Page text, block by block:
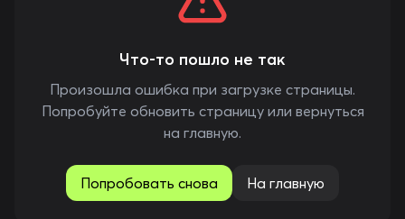
Что-то пошло не так
Произошла ошибка при загрузке страницы.
Попробуйте обновить страницу или вернуться
на главную.
Попробовать снова На главную